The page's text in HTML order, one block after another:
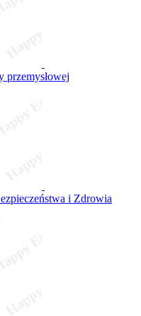
przemysłowej
i Zdrowia